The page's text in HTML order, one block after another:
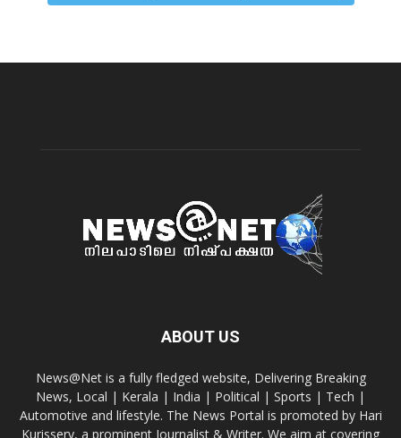
ABOUT US
News@Net is a fully fledged website, Delivering Breaking
News, Local | Kerala | India | Political | Sports | Tech |
Automotive and lifestyle. The News Portal is promoted by Hari
Kurissery, a prominent Journalist & Writer. We aim at covering